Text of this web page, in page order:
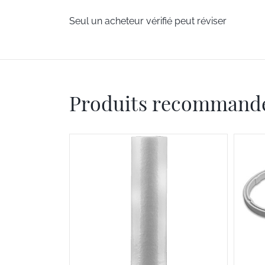
Seul un acheteur vérifié peut réviser
Produits